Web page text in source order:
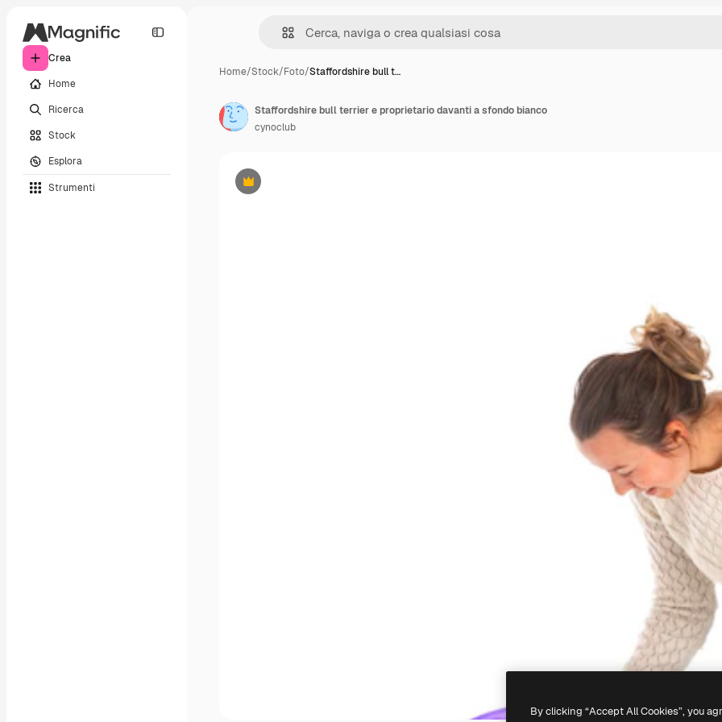
Crea
Home
Ricerca
Stock
Esplora
Strumenti
Home/Stock/Foto/Staffordshire bull t…
Premium
Staffordshire bull terrier e proprietario davanti a sfondo bianco
cynoclub
By clicking “Accept All Cookies”, you